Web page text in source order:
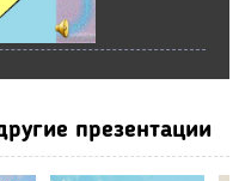
презентации